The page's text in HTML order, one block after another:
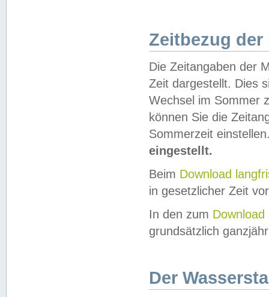
Zeitbezug der
Die Zeitangaben der
Zeit dargestellt. Dies
Wechsel im Sommer
können Sie die
Sommerzeit
eingestellt.
Beim Download
in gesetzlicher Zeit
In den zum Download
grundsätzlich
Der